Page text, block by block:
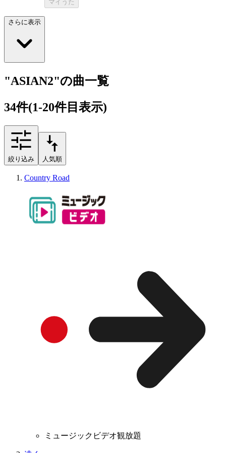
マイうた
さらに表示
"ASIAN2"の曲一覧
34件(1-20件目表示)
絞り込み 人気順
Country Road
ミュージックビデオ観放題